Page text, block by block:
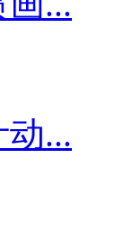
...
...